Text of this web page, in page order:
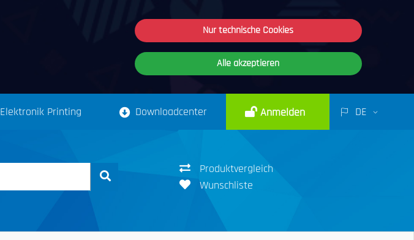
Nur technische Cookies
Alle akzeptieren
Elektronik Printing Downloadcenter Anmelden DE
Produktvergleich
Wunschliste